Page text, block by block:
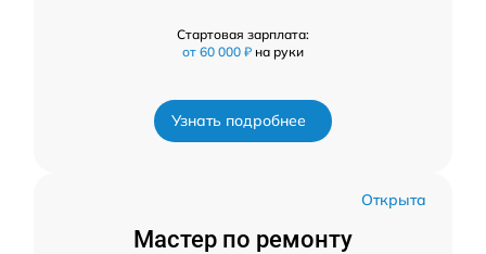
Стартовая зарплата:
от 60 000 ₽ на руки
Узнать подробнее
Открыта
Мастер по ремонту